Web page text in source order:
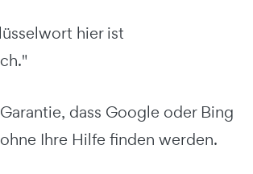
hier ist
dass Google oder Bing
Ihre Hilfe finden werden.